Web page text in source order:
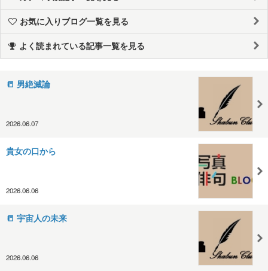
お気に入りブログ一覧を見る
よく読まれている記事一覧を見る
📒 男絶滅論
2026.06.07
貴女の口から
2026.06.06
📒 宇宙人の未来
2026.06.06